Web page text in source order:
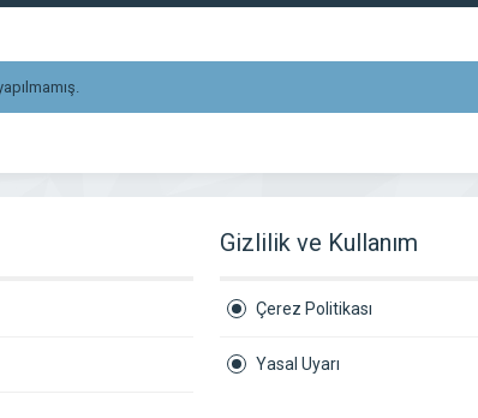
Gizlilik ve Kullanım
Çerez Politikası
Yasal Uyarı